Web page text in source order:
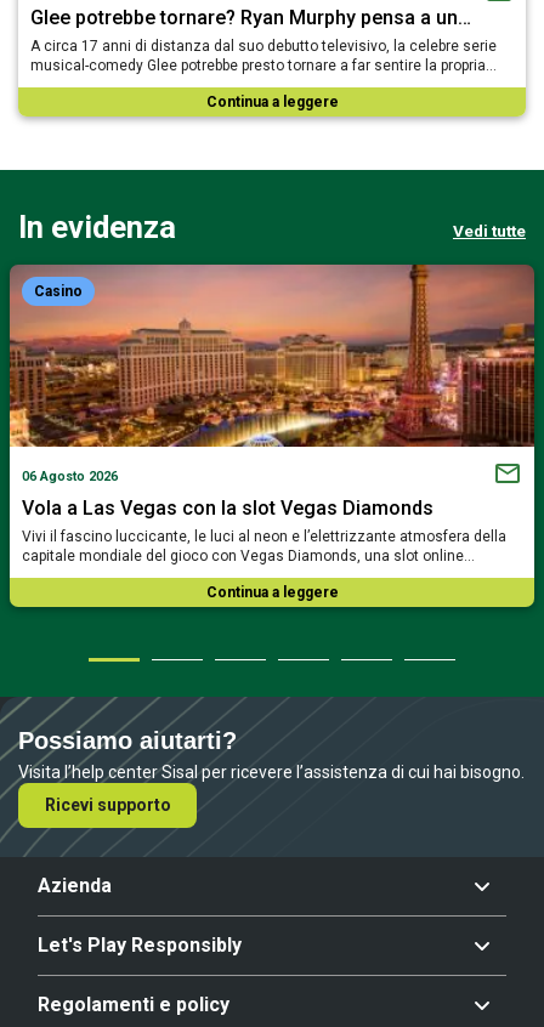
Glee potrebbe tornare? Ryan Murphy pensa a un…
A circa 17 anni di distanza dal suo debutto televisivo, la celebre serie
musical-comedy Glee potrebbe presto tornare a far sentire la propria…
Continua a leggere
In evidenza Vedi tutte
Casino
06 Agosto 2026
Vola a Las Vegas con la slot Vegas Diamonds
Vivi il fascino luccicante, le luci al neon e l’elettrizzante atmosfera della
capitale mondiale del gioco con Vegas Diamonds, una slot online…
Continua a leggere
Possiamo aiutarti?
Visita l’help center Sisal per ricevere l’assistenza di cui hai bisogno.
Ricevi supporto
Azienda
Let's Play Responsibly
Regolamenti e policy